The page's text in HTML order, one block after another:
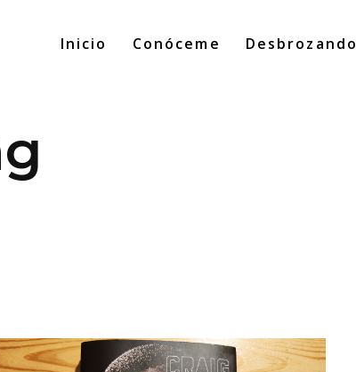
Inicio Conóceme Desbrozando